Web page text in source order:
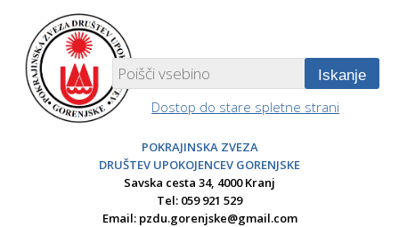
POKRAJINSKA ZVEZA
DRUŠTEV UPOKOJENCEV GORENJSKE
Savska cesta 34, 4000 Kranj
Tel: 059 921 529
Email: pzdu.gorenjske@gmail.com
Iskanje
Dostop do stare spletne strani